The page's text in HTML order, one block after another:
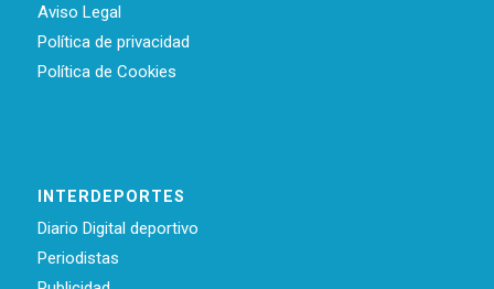
Aviso Legal
Política de privacidad
Política de Cookies
INTERDEPORTES
Diario Digital deportivo
Periodistas